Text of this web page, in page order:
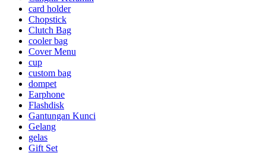
card holder
Chopstick
Clutch Bag
cooler bag
Cover Menu
cup
custom bag
dompet
Earphone
Flashdisk
Gantungan Kunci
Gelang
gelas
Gift Set